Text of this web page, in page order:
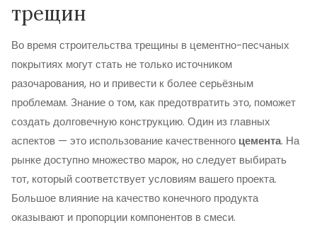
трещин
Во время строительства трещины в цементно-песчаных
покрытиях могут стать не только источником
разочарования, но и привести к более серьёзным
проблемам. Знание о том, как предотвратить это, поможет
создать долговечную конструкцию. Один из главных
аспектов — это использование качественного цемента. На
рынке доступно множество марок, но следует выбирать
тот, который соответствует условиям вашего проекта.
Большое влияние на качество конечного продукта
оказывают и пропорции компонентов в смеси.